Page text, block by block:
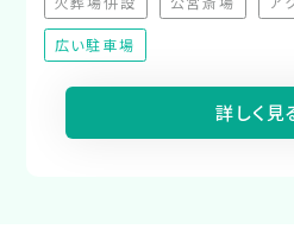
（非対応）
（非対応
広い駐車場
詳しく見